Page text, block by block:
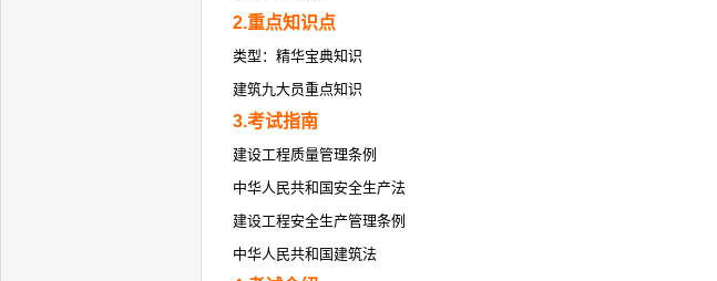
2.重点知识点
类型：精华宝典知识
建筑九大员重点知识
3.考试指南
建设工程质量管理条例
中华人民共和国安全生产法
建设工程安全生产管理条例
中华人民共和国建筑法